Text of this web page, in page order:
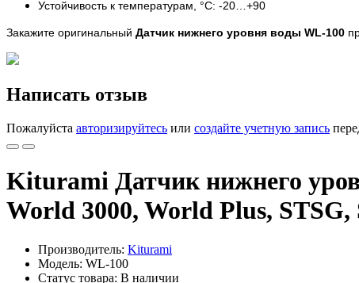
Устойчивость к температурам, °С: -20…+90
Закажите оригинальный Датчик нижнего уровня воды WL-100
Написать отзыв
Пожалуйста авторизируйтесь или создайте учетную запись
Kiturami Датчик нижнего
World 3000, World Plus,
Производитель: Kiturami
Модель: WL-100
Статус товара: В наличии